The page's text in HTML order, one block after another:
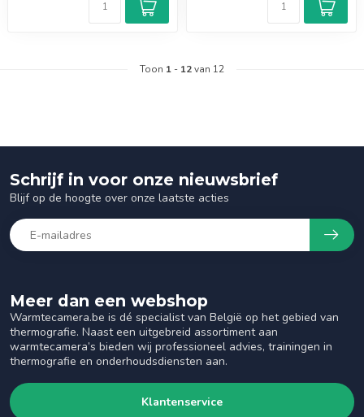
Toon 1 - 12van 12
Meer dan een webshop
Warmtecamera.be is dé specialist van België op het gebied van
thermografie. Naast een uitgebreid assortiment aan
warmtecamera’s bieden wij professioneel advies, trainingen in
thermografie en onderhoudsdiensten aan.
Klantenservice
Schrijf in voor onze nieuwsbrief
Blijf op de hoogte over onze laatste acties